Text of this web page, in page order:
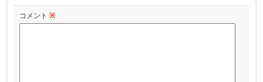
コメント ※